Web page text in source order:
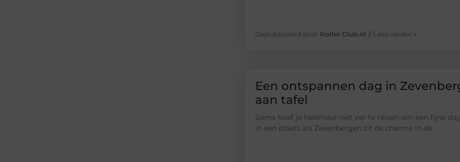
Gepubliceerd door Rollei Club.nl // Lees verder »
Een ontspannen dag in
aan tafel
Soms hoef je helemaal niet ver te reizen om een fijne
in een plaats als Zevenbergen zit de charme in de